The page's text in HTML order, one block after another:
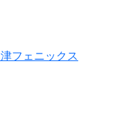
フェニックス